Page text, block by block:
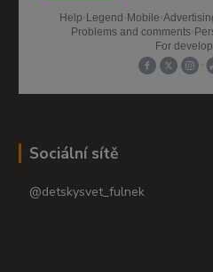
Sociální sítě
@detskysvet_fulnek